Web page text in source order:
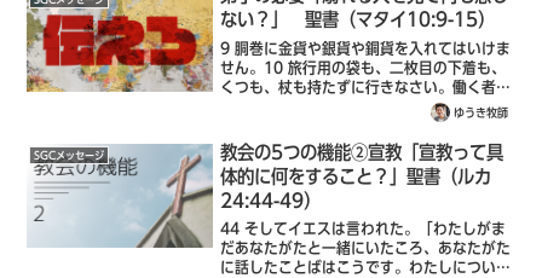
ない？」 聖書（マタイ10:9-15）
9 胴巻に金貨や銀貨や銅貨を入れてはいけま
せん。10 旅行用の袋も、二枚目の下着も、
くつも、杖も持たずに行きなさい。働く者が
食べ物を与えられるのは当然だからです。
11 どんな町や村に入っても、そこでだれが
適当な人かを調べて、そこを立ち去るま...
ゆうき牧師
SGCメッセージ
教会の5つの機能②宣教「宣教って具
体的に何をすること？」聖書（ルカ
24:44-49）
44 そしてイエスは言われた。「わたしがま
だあなたがたと一緒にいたころ、あなたがた
に話したことばはこうです。わたしについ